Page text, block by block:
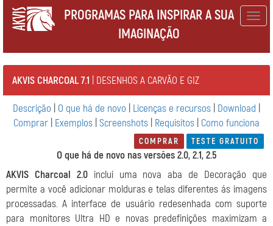
PROGRAMAS PARA INSPIRAR A SUA
IMAGINAÇÃO
AKVIS CHARCOAL 7.1 | DESENHOS A CARVÃO E GIZ
Descrição O que há de novo Licenças e recursos Download
Comprar Exemplos Screenshots Requisitos Como funciona
COMPRAR TESTE GRATUITO
O que há de novo nas versões 2.0, 2.1, 2.5
AKVIS Charcoal 2.0inclui uma nova aba de Decoração que
permite a você adicionar molduras e telas diferentes ás imagens
processadas. A interface de usuário redesenhada com suporte
para monitores Ultra HD e novas predefinições maximizam a